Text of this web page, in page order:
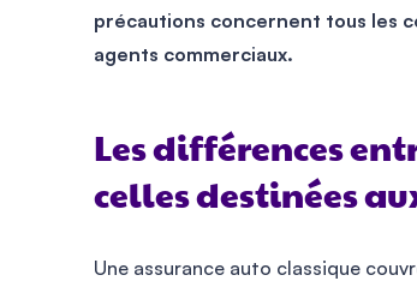
précautions concernent tous les
agents commerciaux.
Les différences
celles destinées
Une assurance auto classique